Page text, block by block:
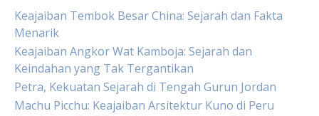
Keajaiban Tembok Besar China: Sejarah dan Fakta
Menarik
Keajaiban Angkor Wat Kamboja: Sejarah dan
Keindahan yang Tak Tergantikan
Petra, Kekuatan Sejarah di Tengah Gurun Jordan
Machu Picchu: Keajaiban Arsitektur Kuno di Peru